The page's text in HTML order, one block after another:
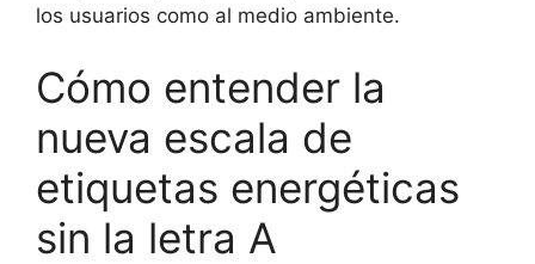
los usuarios como al medio ambiente.
Cómo entender la
nueva escala de
etiquetas energéticas
sin la letra A